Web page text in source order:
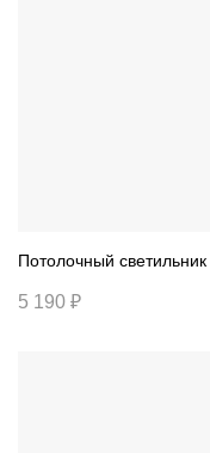
5 190 ₽